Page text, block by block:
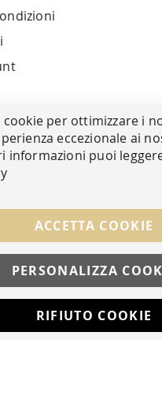
Instagram
MAV Arreda s.r.l. | P.IVA
Via Galileo Galilei, 14 |
cookie per ottimizzare i
eccezionale ai
informazioni puoi
ACCETTA COOKIE
PERSONALIZZA
RIFIUTO COOKIE